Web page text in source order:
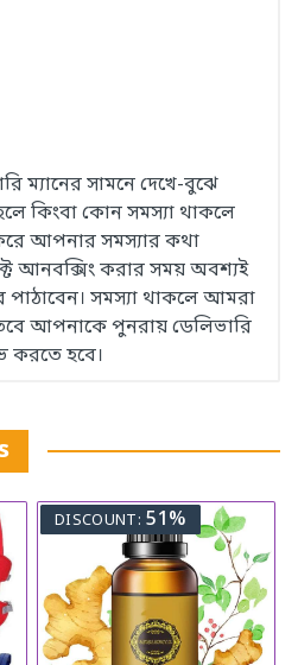
ম্যানের সামনে দেখে-বুঝে
কিংবা কোন সমস্যা থাকলে
আপনার সমস্যার কথা
আনবক্সিং করার সময় অবশ্যই
সমস্যা থাকলে আমরা
তবে আপনাকে পুনরায় ডেলিভারি
করতে হবে।
DISCOUNT: 51%